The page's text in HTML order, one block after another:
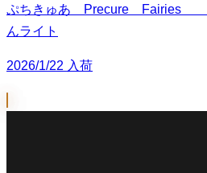
ぷちきゅあ Precure Fairies ひ
んライト
2026/1/22 入荷